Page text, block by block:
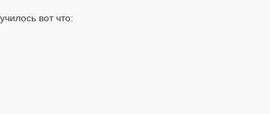
вот что: